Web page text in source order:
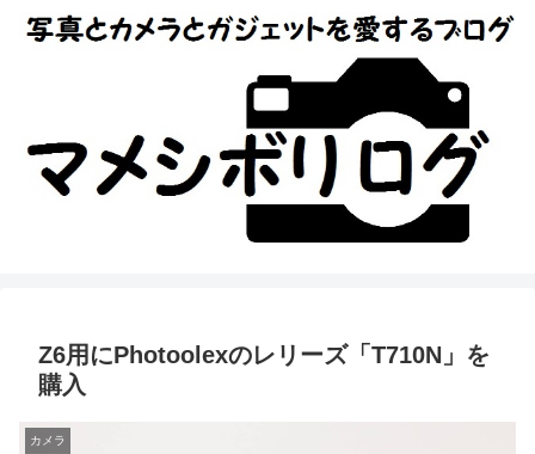
Z6用にPhotoolexのレリーズ「T710N」を
購入
カメラ